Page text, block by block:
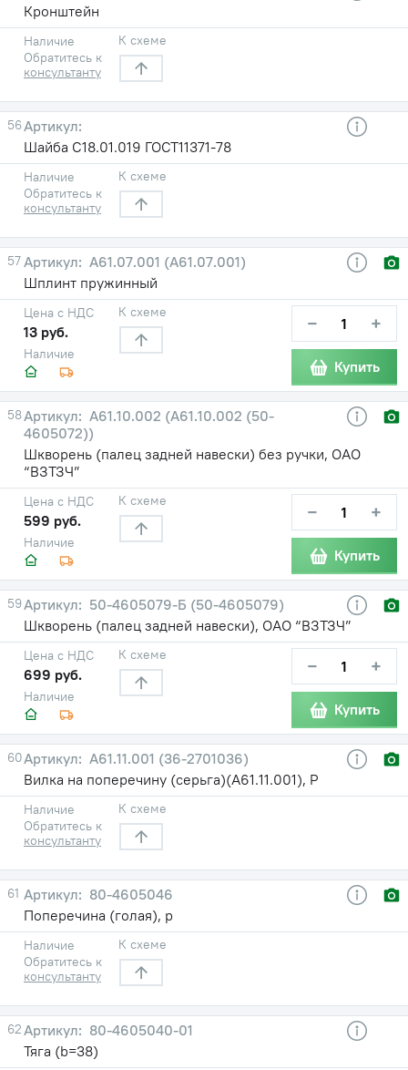
Кронштейн
Наличие
Обратитесь к
консультанту
К схеме
56
Шайба С18.01.019 ГОСТ11371-78
Наличие
Обратитесь к
консультанту
К схеме
57
A61.07.001 (А61.07.001)
Шплинт пружинный
Наличие
Цена с НДС
13 руб.
К схеме − +
Купить
58
A61.10.002 (А61.10.002 (50-
4605072))
Шкворень (палец задней навески) без ручки, ОАО
“ВЗТЗЧ”
Наличие
Цена с НДС
599 руб.
К схеме − +
Купить
59
50-4605079-Б (50-4605079)
Шкворень (палец задней навески), ОАО “ВЗТЗЧ”
Наличие
Цена с НДС
699 руб.
К схеме − +
Купить
60
A61.11.001 (36-2701036)
Вилка на поперечину (серьга)(А61.11.001), Р
Наличие
Обратитесь к
консультанту
К схеме
61
80-4605046
Поперечина (голая), р
Наличие
Обратитесь к
консультанту
К схеме
62
80-4605040-01
Тяга (b=38)